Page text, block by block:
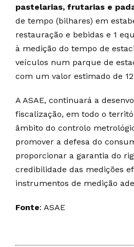
pastelarias, frutarias e
de tempo (bilhares) em
restauração e bebidas e 1
à medição do tempo de
veículos num parque de
com um valor estimado de
A ASAE, continuará a
fiscalização, em todo o
âmbito do controlo
promover a defesa do
proporcionar a garantia do
credibilidade das medições
instrumentos de medição
Fonte: ASAE